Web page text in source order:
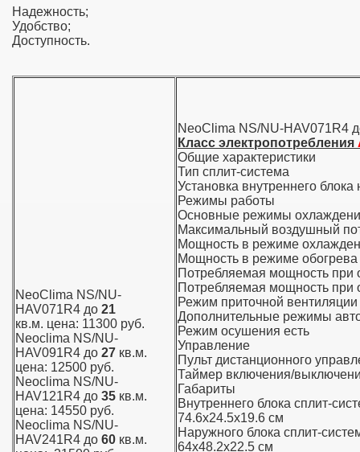
Надежность;
Удобство;
Доступность.
NeoClima NS/NU-
HAV071R4 до 21
кв.м. цена: 11300 руб.
Neoclima NS/NU-
HAV091R4 до 27 кв.м.
цена: 12500 руб.
Neoclima NS/NU-
HAV121R4 до 35 кв.м.
цена: 14550 руб.
Neoclima NS/NU-
HAV241R4 до 60 кв.м.
NeoClima NS/NU-HAV071R4
Класс электропотребления
Общие характеристики
Тип сплит-система
Установка внутреннего блока
Режимы работы
Основные режимы
Максимальный воздушный
Мощность в режиме
Мощность в режиме обогрева
Потребляемая мощность при
Потребляемая мощность при
Режим приточной вентиляции
Дополнительные режимы
Режим осушения есть
Управление
Пульт дистанционного
Таймер включения/
Габариты
Внутреннего блока сплит-
74.6x24.5x19.6 см
Наружного блока сплит-
64x48.2x22.5 см